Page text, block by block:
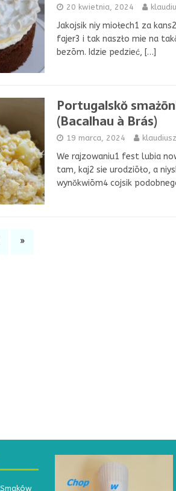
20 kwietnia, 2024
Jakojsik niy miołech1 za
fajer3 i tak naszło mie na
bezōm. Idzie pedzieć, […]
Portugalskŏ
(Bacalhau à Brás)
19 marca, 2024
We rajzowaniu1 fest lubia
tam, kaj2 sie urodziōło, a
wynŏkwiōm4 cojsik
»